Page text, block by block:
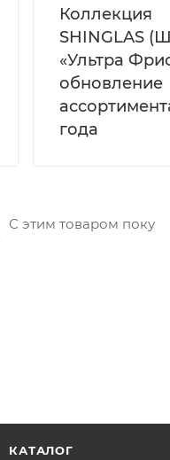
Коллекция
SHINGLAS
«Ультра
обновление
года
С этим товаром
КАТАЛОГ